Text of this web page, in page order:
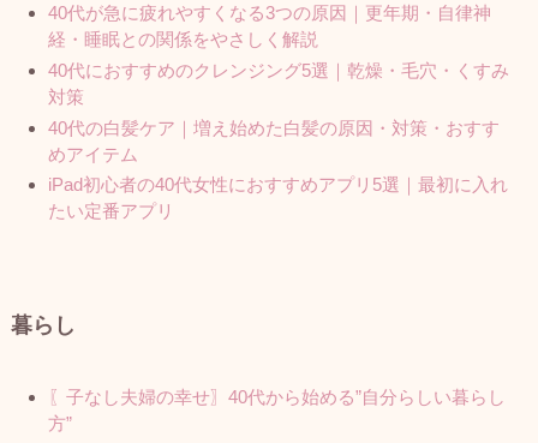
40代が急に疲れやすくなる3つの原因｜更年期・自律神
経・睡眠との関係をやさしく解説
40代におすすめのクレンジング5選｜乾燥・毛穴・くすみ
対策
40代の白髪ケア｜増え始めた白髪の原因・対策・おすす
めアイテム
iPad初心者の40代女性におすすめアプリ5選｜最初に入れ
たい定番アプリ
暮らし
〖子なし夫婦の幸せ〗40代から始める”自分らしい暮らし
方”